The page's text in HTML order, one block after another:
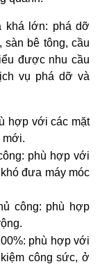
khá lớn: phá dỡ
bê tông, cầu
được nhu cầu
vụ phá dỡ và
hợp với các mặt
mới.
phù hợp với
đưa máy móc
công: phù hợp
phù hợp với
công sức, ở